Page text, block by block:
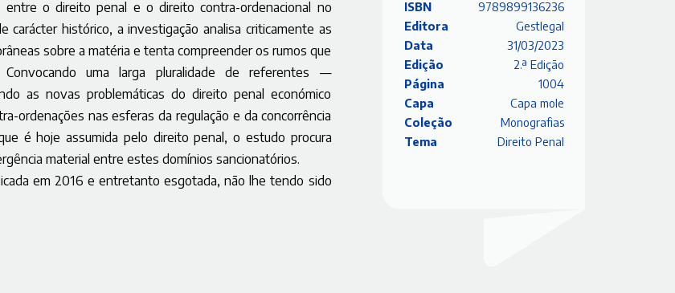
o direito penal e o direito contra-ordenacional no
carácter histórico, a investigação analisa criticamente as
sobre a matéria e tenta compreender os rumos que
uma larga pluralidade de referentes —
as novas problemáticas do direito penal económico
ordenações nas esferas da regulação e da concorrência
é hoje assumida pelo direito penal, o estudo procura
material entre estes domínios sancionatórios.
em 2016 e entretanto esgotada, não lhe tendo sido
ISBN
9789899136236
Editora
Gestlegal
Data
31/03/2023
Edição
2.ª Edição
Página
1004
Capa
Capa mole
Coleção
Monografias
Tema
Direito Penal